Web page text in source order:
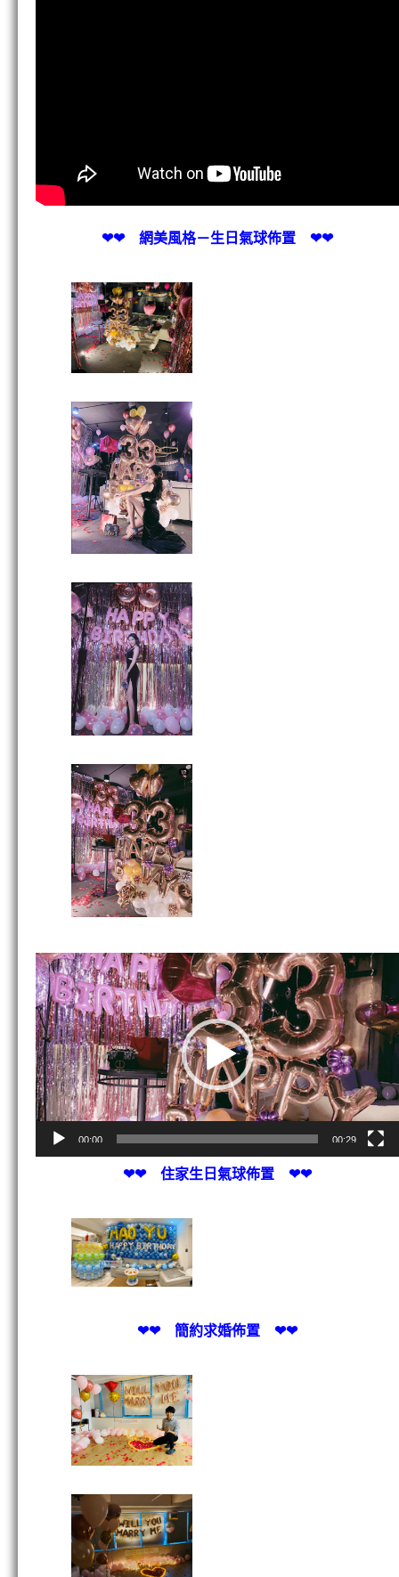
❤❤ 網美風格－生日氣球佈置 ❤❤
視
訊
播
放
器
00:00 00:29
❤❤ 住家生日氣球佈置 ❤❤
❤❤ 簡約求婚佈置 ❤❤